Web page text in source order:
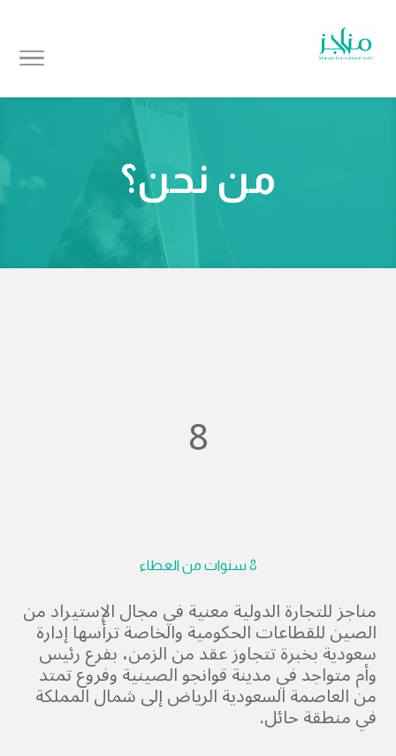
من نحن؟
8
8 سنوات من العطاء
مناجز للتجارة الدولية معنية في مجال الإستيراد من
الصين للقطاعات الحكومية والخاصة ترأسها إدارة
سعودية بخبرة تتجاوز عقد من الزمن، بفرع رئيس
وأم متواجد في مدينة قوانجو الصينية وفروع تمتد
من العاصمة السعودية الرياض إلى شمال المملكة
في منطقة حائل.